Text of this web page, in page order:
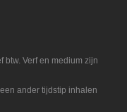
btw. Verf en medium zijn
ander tijdstip inhalen